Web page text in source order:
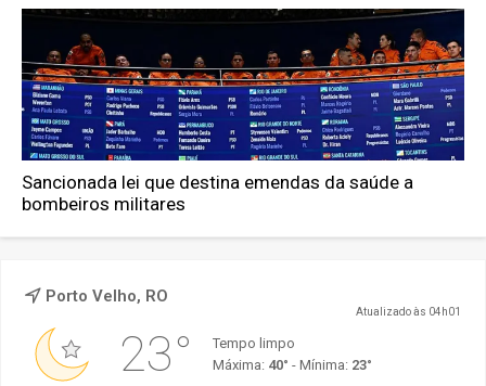
Sancionada lei que destina emendas da saúde a
bombeiros militares
Porto Velho, RO
Atualizado às 04h01
23°
Tempo limpo
Máxima: 40° - Mínima: 23°